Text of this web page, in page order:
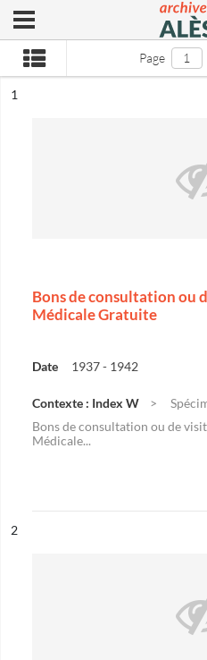
Archives
Ouvrir le menu déroulant
Page
n°
1
Bons de consultation ou
Médicale Gratuite
Date 1937 - 1942
Contexte : Index W
Bons de consultation ou de
Médicale...
n°
2